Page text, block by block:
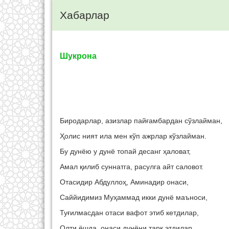
Хабарлар
Шукрона
Биродарлар, азизлар пайғамбардан сўзлайман,
Ҳолис ният ила мен кўп ажрлар кўзлайман.
Бу дунёю у дунё топай десанг ҳаловат,
Амал қилиб суннатга, расулга айт саловот.
Отасидир Абдуллоҳ, Аминадир онаси,
Саййидимиз Муҳаммад икки дунё маъноси,
Туғилмасдан отаси вафот этиб кетдилар,